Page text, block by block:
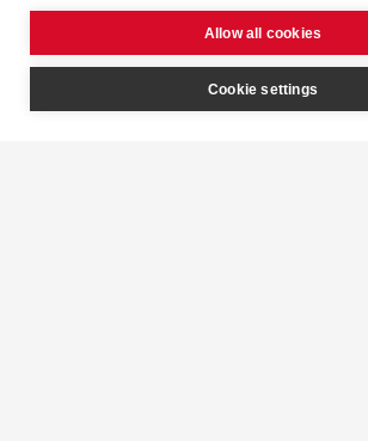
Allow all cookies
Cookie settings